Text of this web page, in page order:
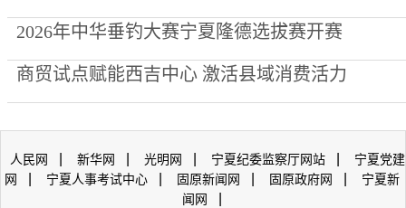
2026年中华垂钓大赛宁夏隆德选拔赛开赛
商贸试点赋能西吉中心 激活县域消费活力
人民网 新华网 光明网 宁夏纪委监察厅网站
宁夏党建
网
宁夏人事考试中心 固原新闻网 固原政府网
宁夏新
闻网